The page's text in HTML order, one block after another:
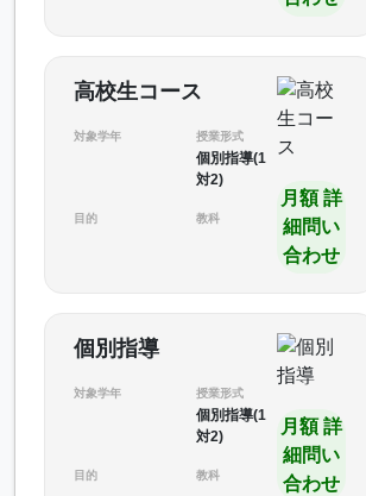
高校生コース
対象学年 授業形式
個別指導(1
対2)
目的 教科
月額 詳
細問い
合わせ
個別指導
対象学年 授業形式
個別指導(1
対2)
目的 教科
月額 詳
細問い
合わせ